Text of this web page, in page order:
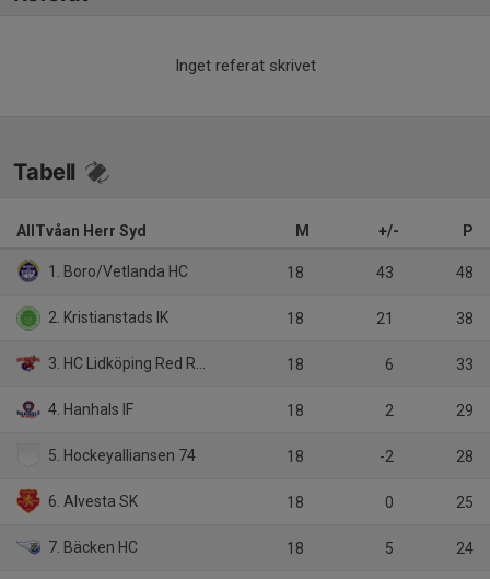
Inget referat skrivet
Tabell
AllTvåan Herr Syd M +/- P
1. Boro/Vetlanda HC 18 43 48
2. Kristianstads IK 18 21 38
3. HC Lidköping Red Roosters 18 6 33
4. Hanhals IF 18 2 29
5. Hockeyalliansen 74 18 -2 28
6. Alvesta SK 18 0 25
7. Bäcken HC 18 5 24